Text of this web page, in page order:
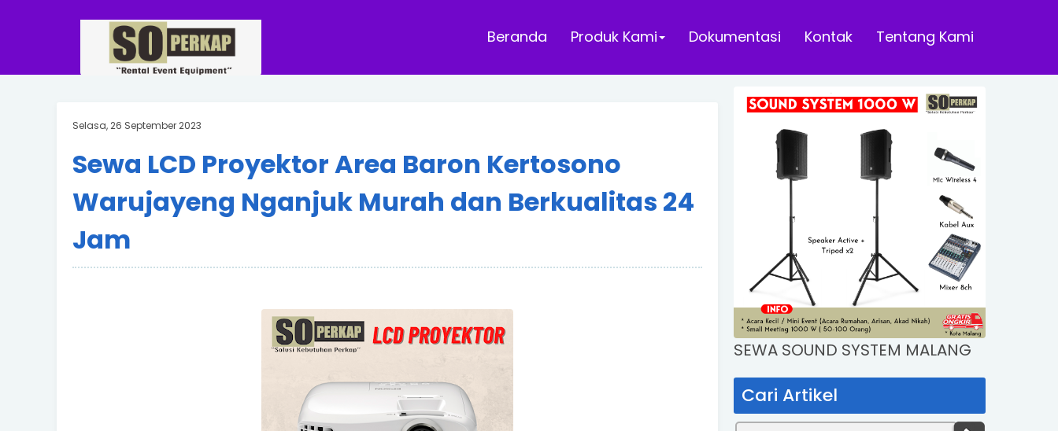
Beranda Produk Kami Dokumentasi Kontak Tentang Kami
Selasa, 26 September 2023
Sewa LCD Proyektor Area Baron Kertosono
Warujayeng Nganjuk Murah dan Berkualitas 24
Jam
SEWA SOUND SYSTEM MALANG
Cari Artikel